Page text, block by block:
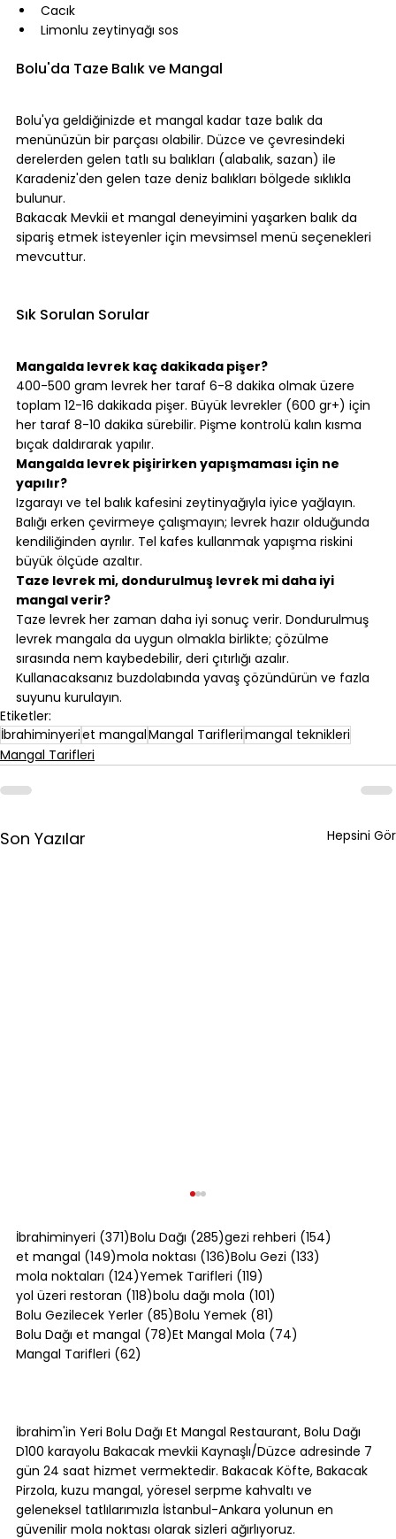
Cacık
Limonlu zeytinyağı sos
Bolu'da Taze Balık ve Mangal
Bolu'ya geldiğinizde et mangal kadar taze balık da
menünüzün bir parçası olabilir. Düzce ve çevresindeki
derelerden gelen tatlı su balıkları (alabalık, sazan) ile
Karadeniz'den gelen taze deniz balıkları bölgede sıklıkla
bulunur.
Bakacak Mevkii et mangal deneyimini yaşarken balık da
sipariş etmek isteyenler için mevsimsel menü seçenekleri
mevcuttur.
Sık Sorulan Sorular
Mangalda levrek kaç dakikada pişer?
400-500 gram levrek her taraf 6-8 dakika olmak üzere
toplam 12-16 dakikada pişer. Büyük levrekler (600 gr+) için
her taraf 8-10 dakika sürebilir. Pişme kontrolü kalın kısma
bıçak daldırarak yapılır.
Mangalda levrek pişirirken yapışmaması için ne
yapılır?
Izgarayı ve tel balık kafesini zeytinyağıyla iyice yağlayın.
Balığı erken çevirmeye çalışmayın; levrek hazır olduğunda
kendiliğinden ayrılır. Tel kafes kullanmak yapışma riskini
büyük ölçüde azaltır.
Taze levrek mi, dondurulmuş levrek mi daha iyi
mangal verir?
Taze levrek her zaman daha iyi sonuç verir. Dondurulmuş
levrek mangala da uygun olmakla birlikte; çözülme
sırasında nem kaybedebilir, deri çıtırlığı azalır.
Kullanacaksanız buzdolabında yavaş çözündürün ve fazla
suyunu kurulayın.
Etiketler:
İbrahiminyeriet mangalMangal Tariflerimangal teknikleri
Mangal Tarifleri
Son Yazılar Hepsini Gör
Pişirmenin 5 Sırrı
İbrahiminyeri (371)371 yazı
Bolu Dağı (285)285 yazı
gezi rehberi (154)
et mangal (149)149 yazı
mola noktası (136)136 yazı
Bolu Gezi (133)
mola noktaları (124)124 yazı
Yemek Tarifleri (119)
yol üzeri restoran (118)118 yazı
bolu dağı mola (101)
Bolu Gezilecek Yerler (85)85 yazı
Bolu Yemek (81)
Bolu Dağı et mangal (78)78 yazı
Et Mangal Mola (74)
Mangal Tarifleri (62)
İbrahim'in Yeri Bolu Dağı Et Mangal Restaurant, Bolu Dağı
D100 karayolu Bakacak mevkii Kaynaşlı/Düzce adresinde 7
gün 24 saat hizmet vermektedir. Bakacak Köfte, Bakacak
Pirzola, kuzu mangal, yöresel serpme kahvaltı ve
geleneksel tatlılarımızla İstanbul-Ankara yolunun en
güvenilir mola noktası olarak sizleri ağırlıyoruz.